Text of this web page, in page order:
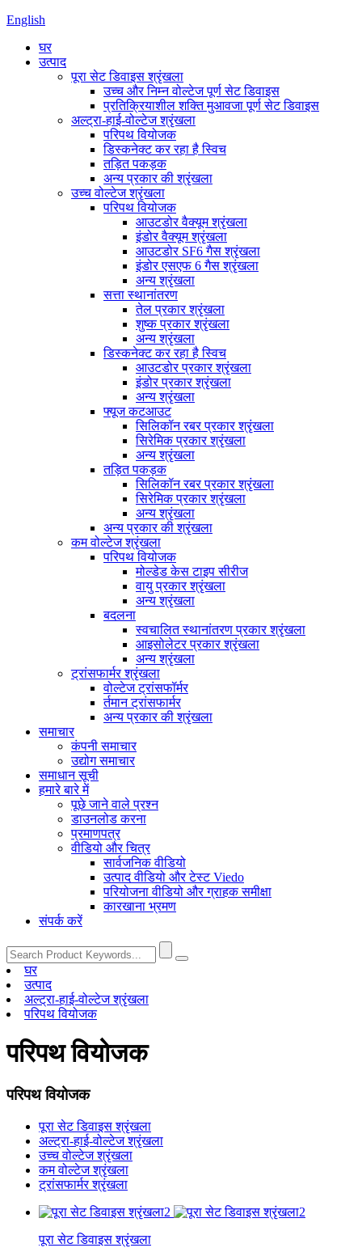
English
घर
उत्पाद
पूरा सेट डिवाइस श्रृंखला
उच्च और निम्न वोल्टेज पूर्ण सेट डिवाइस
प्रतिक्रियाशील शक्ति मुआवजा पूर्ण सेट डिवाइस
अल्ट्रा-हाई-वोल्टेज श्रृंखला
परिपथ वियोजक
डिस्कनेक्ट कर रहा है स्विच
तड़ित पकड़क
अन्य प्रकार की श्रृंखला
उच्च वोल्टेज श्रृंखला
परिपथ वियोजक
आउटडोर वैक्यूम श्रृंखला
इंडोर वैक्यूम श्रृंखला
आउटडोर SF6 गैस श्रृंखला
इंडोर एसएफ 6 गैस श्रृंखला
अन्य श्रृंखला
सत्ता स्थानांतरण
तेल प्रकार श्रृंखला
शुष्क प्रकार श्रृंखला
अन्य श्रृंखला
डिस्कनेक्ट कर रहा है स्विच
आउटडोर प्रकार श्रृंखला
इंडोर प्रकार श्रृंखला
अन्य श्रृंखला
फ्यूज कटआउट
सिलिकॉन रबर प्रकार श्रृंखला
सिरेमिक प्रकार श्रृंखला
अन्य श्रृंखला
तड़ित पकड़क
सिलिकॉन रबर प्रकार श्रृंखला
सिरेमिक प्रकार श्रृंखला
अन्य श्रृंखला
अन्य प्रकार की श्रृंखला
कम वोल्टेज श्रृंखला
परिपथ वियोजक
मोल्डेड केस टाइप सीरीज
वायु प्रकार श्रृंखला
अन्य श्रृंखला
बदलना
स्वचालित स्थानांतरण प्रकार श्रृंखला
आइसोलेटर प्रकार श्रृंखला
अन्य श्रृंखला
ट्रांसफार्मर श्रृंखला
वोल्टेज ट्रांसफॉर्मर
र्तमान ट्रांसफार्मर
अन्य प्रकार की श्रृंखला
समाचार
कंपनी समाचार
उद्योग समाचार
समाधान सूची
हमारे बारे में
पूछे जाने वाले प्रश्न
डाउनलोड करना
प्रमाणपत्र
वीडियो और चित्र
सार्वजनिक वीडियो
उत्पाद वीडियो और टेस्ट Viedo
परियोजना वीडियो और ग्राहक समीक्षा
कारखाना भ्रमण
संपर्क करें
घर
उत्पाद
अल्ट्रा-हाई-वोल्टेज श्रृंखला
परिपथ वियोजक
परिपथ वियोजक
परिपथ वियोजक
पूरा सेट डिवाइस श्रृंखला
अल्ट्रा-हाई-वोल्टेज श्रृंखला
उच्च वोल्टेज श्रृंखला
कम वोल्टेज श्रृंखला
ट्रांसफार्मर श्रृंखला
पूरा सेट डिवाइस श्रृंखला